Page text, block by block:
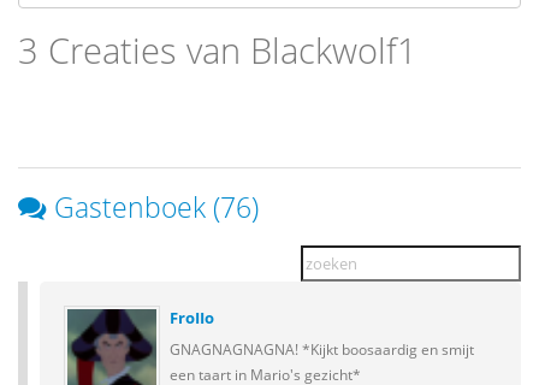
3 Creaties van Blackwolf1
Gastenboek (76)
FroIIo
GNAGNAGNAGNA! *Kijkt boosaardig en smijt
een taart in Mario's gezicht*